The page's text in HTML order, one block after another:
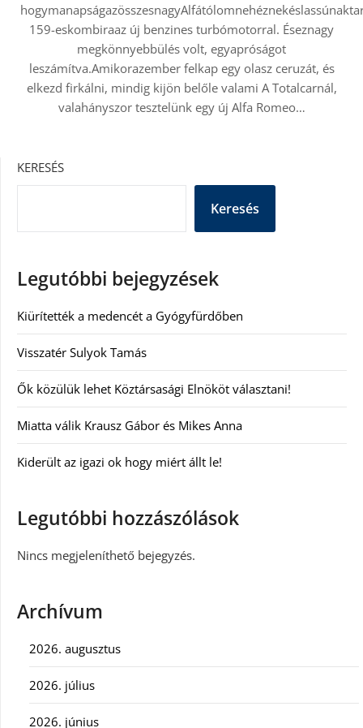
159-eskombiraaz új benzines turbómotorral. Éseznagy
megkönnyebbülés volt, egyapróságot
leszámítva.Amikorazember felkap egy olasz ceruzát, és
elkezd firkálni, mindig kijön belőle valami A Totalcarnál,
valahányszor tesztelünk egy új Alfa Romeo…
KERESÉS
Keresés
Legutóbbi bejegyzések
Kiürítették a medencét a Gyógyfürdőben
Visszatér Sulyok Tamás
Ők közülük lehet Köztársasági Elnököt választani!
Miatta válik Krausz Gábor és Mikes Anna
Kiderült az igazi ok hogy miért állt le!
Legutóbbi hozzászólások
Nincs megjeleníthető bejegyzés.
Archívum
2026. augusztus
2026. július
2026. június